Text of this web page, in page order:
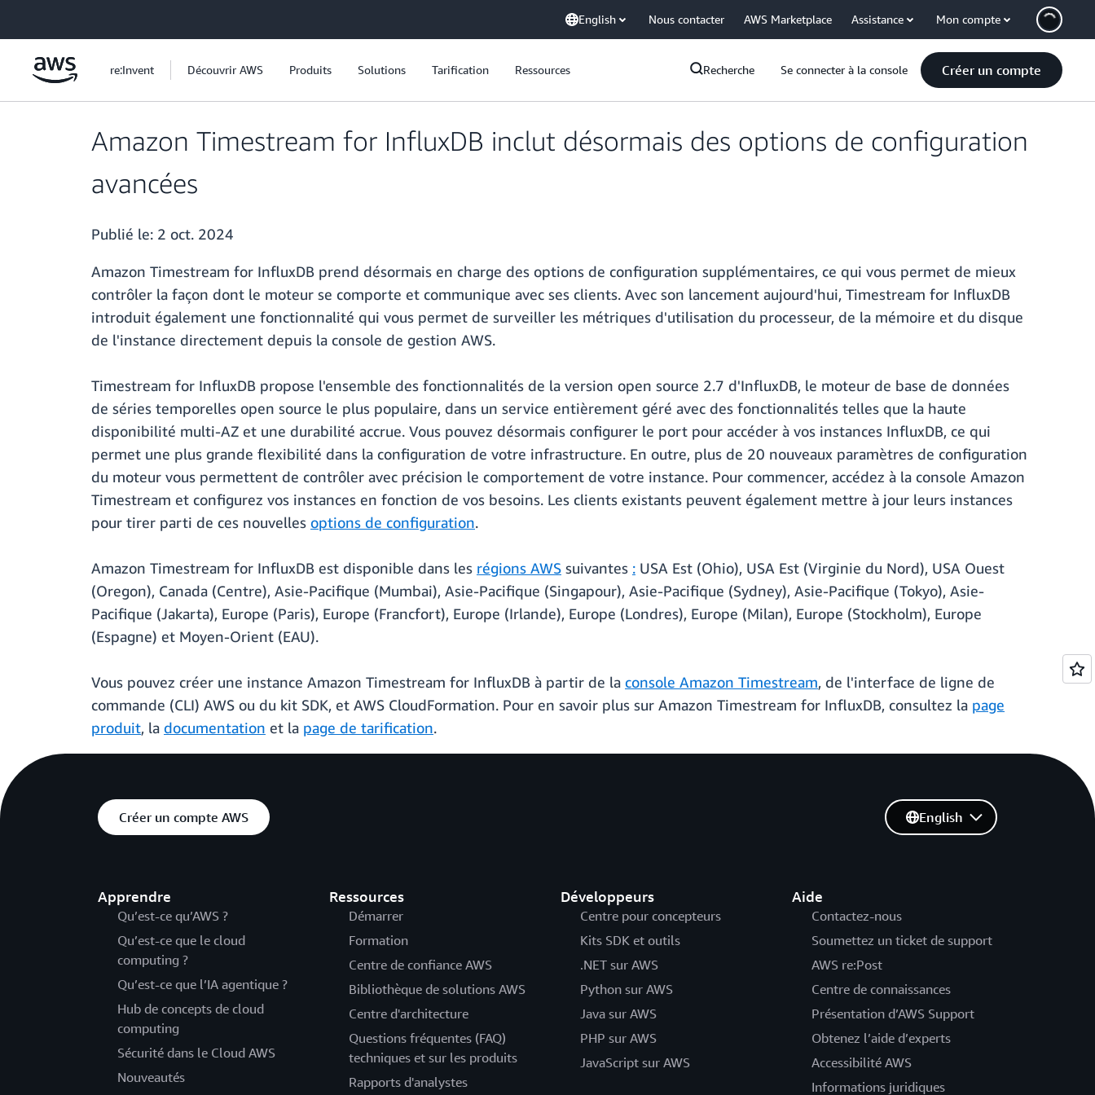
English Nous contacter AWS Marketplace Assistance Mon compte
re:Invent Découvrir AWS Produits Solutions Tarification Ressources Recherche Se connecter à la console Créer un compte
Amazon Timestream for InfluxDB inclut désormais des options de configuration
avancées
Publié le: 2 oct. 2024
Amazon Timestream for InfluxDB prend désormais en charge des options de configuration supplémentaires, ce qui vous permet de mieux
contrôler la façon dont le moteur se comporte et communique avec ses clients. Avec son lancement aujourd'hui, Timestream for InfluxDB
introduit également une fonctionnalité qui vous permet de surveiller les métriques d'utilisation du processeur, de la mémoire et du disque
de l'instance directement depuis la console de gestion AWS.
Timestream for InfluxDB propose l'ensemble des fonctionnalités de la version open source 2.7 d'InfluxDB, le moteur de base de données
de séries temporelles open source le plus populaire, dans un service entièrement géré avec des fonctionnalités telles que la haute
disponibilité multi-AZ et une durabilité accrue. Vous pouvez désormais configurer le port pour accéder à vos instances InfluxDB, ce qui
permet une plus grande flexibilité dans la configuration de votre infrastructure. En outre, plus de 20 nouveaux paramètres de configuration
du moteur vous permettent de contrôler avec précision le comportement de votre instance. Pour commencer, accédez à la console Amazon
Timestream et configurez vos instances en fonction de vos besoins. Les clients existants peuvent également mettre à jour leurs instances
pour tirer parti de ces nouvelles options de configuration.
Amazon Timestream for InfluxDB est disponible dans les régions AWS suivantes : USA Est (Ohio), USA Est (Virginie du Nord), USA Ouest
(Oregon), Canada (Centre), Asie-Pacifique (Mumbai), Asie-Pacifique (Singapour), Asie-Pacifique (Sydney), Asie-Pacifique (Tokyo), Asie-
Pacifique (Jakarta), Europe (Paris), Europe (Francfort), Europe (Irlande), Europe (Londres), Europe (Milan), Europe (Stockholm), Europe
(Espagne) et Moyen-Orient (EAU).
Vous pouvez créer une instance Amazon Timestream for InfluxDB à partir de la console Amazon Timestream, de l'interface de ligne de
commande (CLI) AWS ou du kit SDK, et AWS CloudFormation. Pour en savoir plus sur Amazon Timestream for InfluxDB, consultez la page
produit, la documentation et la page de tarification.
Créer un compte AWS
Apprendre
Qu’est-ce qu’AWS ?
Qu’est-ce que le cloud
computing ?
Qu’est-ce que l’IA agentique ?
Hub de concepts de cloud
computing
Sécurité dans le Cloud AWS
Nouveautés
Ressources
Démarrer
Formation
Centre de confiance AWS
Bibliothèque de solutions AWS
Centre d'architecture
Questions fréquentes (FAQ)
techniques et sur les produits
Rapports d'analystes
Développeurs
Centre pour concepteurs
Kits SDK et outils
.NET sur AWS
Python sur AWS
Java sur AWS
PHP sur AWS
JavaScript sur AWS
Aide
Contactez-nous
Soumettez un ticket de support
AWS re:Post
Centre de connaissances
Présentation d’AWS Support
Obtenez l’aide d’experts
Accessibilité AWS
Informations juridiques
English